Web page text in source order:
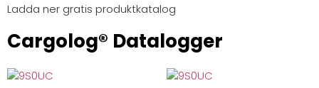
Ladda ner gratis produktkatalog
Cargolog® Datalogger